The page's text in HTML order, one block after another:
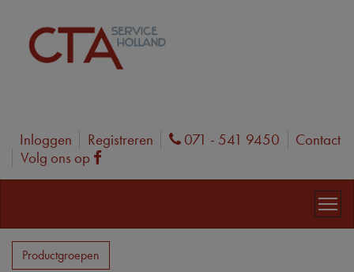
Inloggen Registreren Phone
071 - 541 9450
Contact
Volg ons op
Facebook
Productgroepen